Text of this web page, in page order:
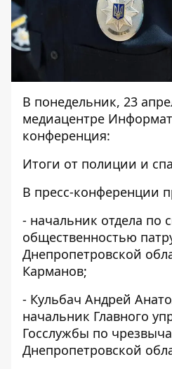
В понедельник, 23
медиацентре
конференция:
Итоги от полиции и
В пресс-конференции
- начальник отдела по
общественностью
Днепропетровской
Карманов;
- Кульбач Андрей
начальник Главного
Госслужбы по
Днепропетровской